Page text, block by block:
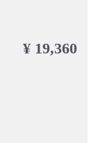
¥ 19,360